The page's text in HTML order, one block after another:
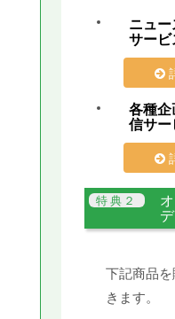
ニュ
サービ
各種企
信サー
下記商品
きます。